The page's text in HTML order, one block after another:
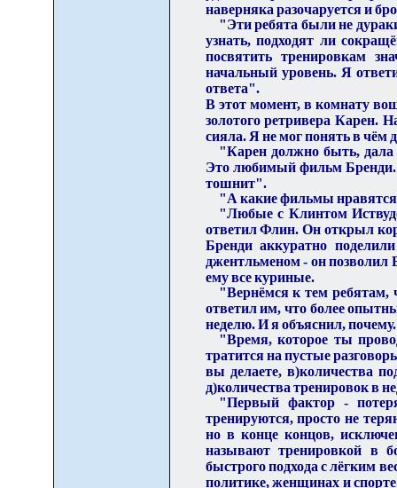
наверняка разочаруется и
"Эти ребята были не
узнать, подходят ли
посвятить тренировкам
начальный уровень. Я
ответа".
В этот момент, в комнату
золотого ретривера Карен.
сияла. Я не мог понять в чём
"Карен должно быть, дала
Это любимый фильм Бренди.
тошнит".
"А какие фильмы
"Любые с Клинтом
ответил Флин. Он открыл
Бренди аккуратно
джентльменом - он позволил
ему все куриные.
"Вернёмся к тем ребятам,
ответил им, что более
неделю. И я объяснил, почему.
"Время, которое ты
тратится на пустые
вы делаете, в)количества
д)количества тренировок в
"Первый фактор -
тренируются, просто не
но в конце концов,
называют тренировкой в
быстрого подхода с лёгким
политике, женщинах и